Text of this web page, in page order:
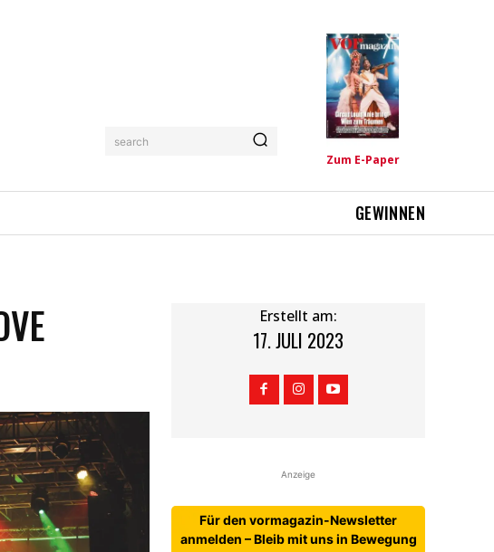
search
Zum E-Paper
GEWINNEN
Erstellt am:
17. JULI 2023
Anzeige
Für den vormagazin-Newsletter
anmelden – Bleib mit uns in Bewegung